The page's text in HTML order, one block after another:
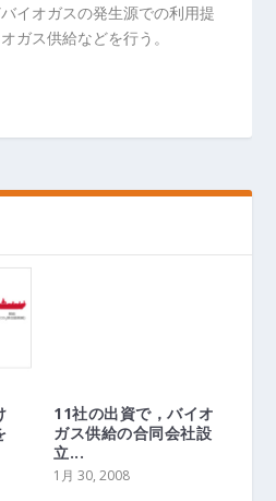
イオガスの発生源での利用提
ガス供給などを行う。
11社の出資で，バイオ
ガス供給の合同会社設
立...
1月 30, 2008